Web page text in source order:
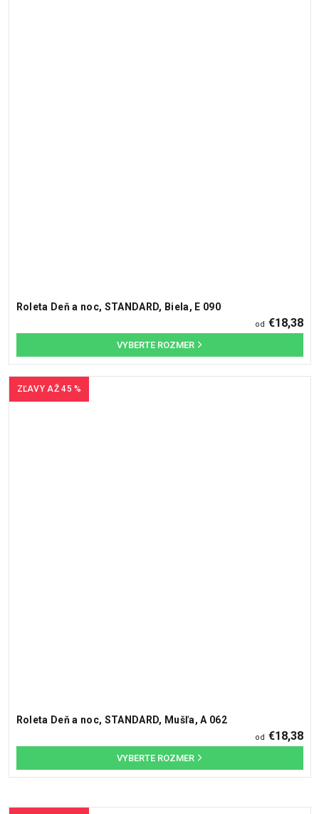
Roleta Deň a noc, STANDARD, Biela, E 090
od €18,38
ZĽAVY AŽ 45 %
Roleta Deň a noc, STANDARD, Mušľa, A 062
od €18,38